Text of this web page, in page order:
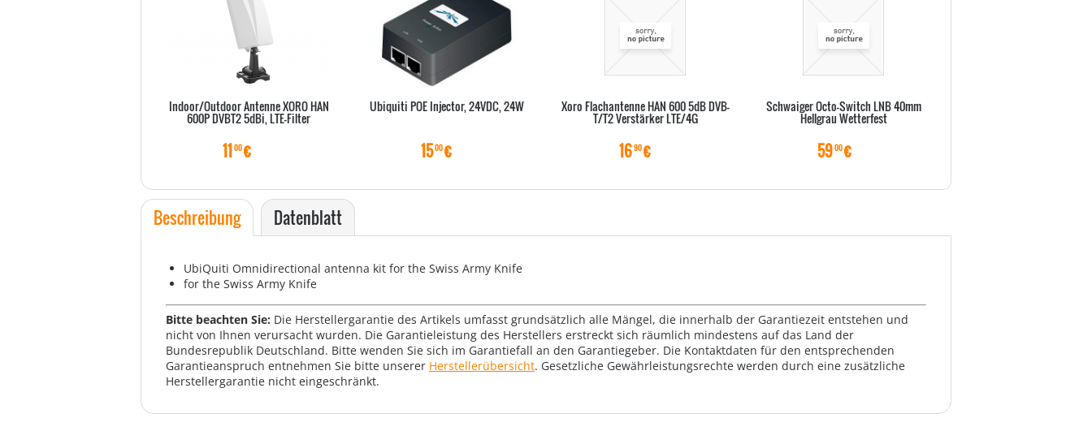
Indoor/Outdoor Antenne XORO HAN
600P DVBT2 5dBi, LTE-Filter
11 00€
Ubiquiti POE Injector, 24VDC, 24W
1500€
Xoro Flachantenne HAN 600 5dB DVB-
T/T2 Verstärker LTE/4G
1690€
Schwaiger Octo-Switch LNB 40mm
Hellgrau Wetterfest
5900€
Beschreibung Datenblatt
UbiQuiti Omnidirectional antenna kit for the Swiss Army Knife
for the Swiss Army Knife
Bitte beachten Sie: Die Herstellergarantie des Artikels umfasst grundsätzlich alle Mängel, die innerhalb der Garantiezeit entstehen und
nicht von Ihnen verursacht wurden. Die Garantieleistung des Herstellers erstreckt sich räumlich mindestens auf das Land der
Bundesrepublik Deutschland. Bitte wenden Sie sich im Garantiefall an den Garantiegeber. Die Kontaktdaten für den entsprechenden
Garantieanspruch entnehmen Sie bitte unserer Herstellerübersicht. Gesetzliche Gewährleistungsrechte werden durch eine zusätzliche
Herstellergarantie nicht eingeschränkt.